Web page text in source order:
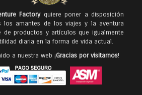
Factoryquiere poner a disposición
los amantes de los viajes y la aventura
de productos y artículos que igualmente
diaria en la forma de vida actual.
a nuestra web ¡Gracias por visitarnos!